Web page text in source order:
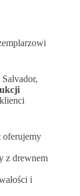
oferujemy
z drewnem
i